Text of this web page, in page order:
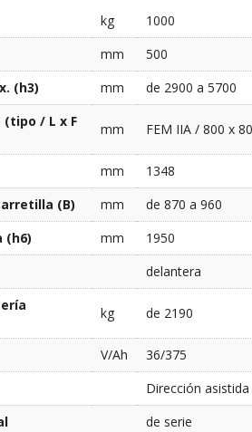
kg
1000
mm
500
(h3)
mm
de 2900 a 5700
(tipo / L x F
mm FEM IIA / 800 x
mm
1348
(B)
mm
de 870 a 960
(h6)
mm
1950
delantera
kg de 2190
V/Ah
36/375
Dirección asistida
de serie